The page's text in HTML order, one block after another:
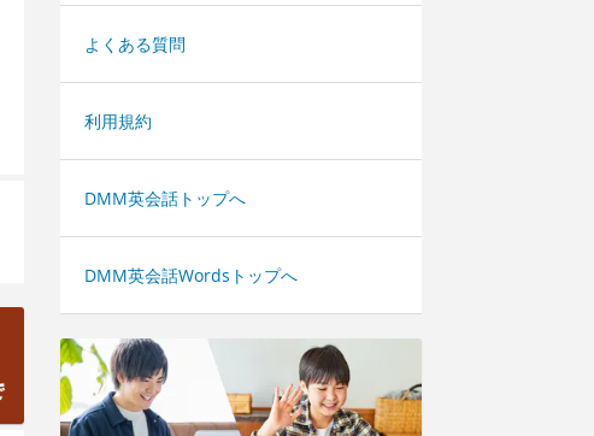
よくある質問
利用規約
DMM英会話トップへ
DMM英会話Wordsトップへ